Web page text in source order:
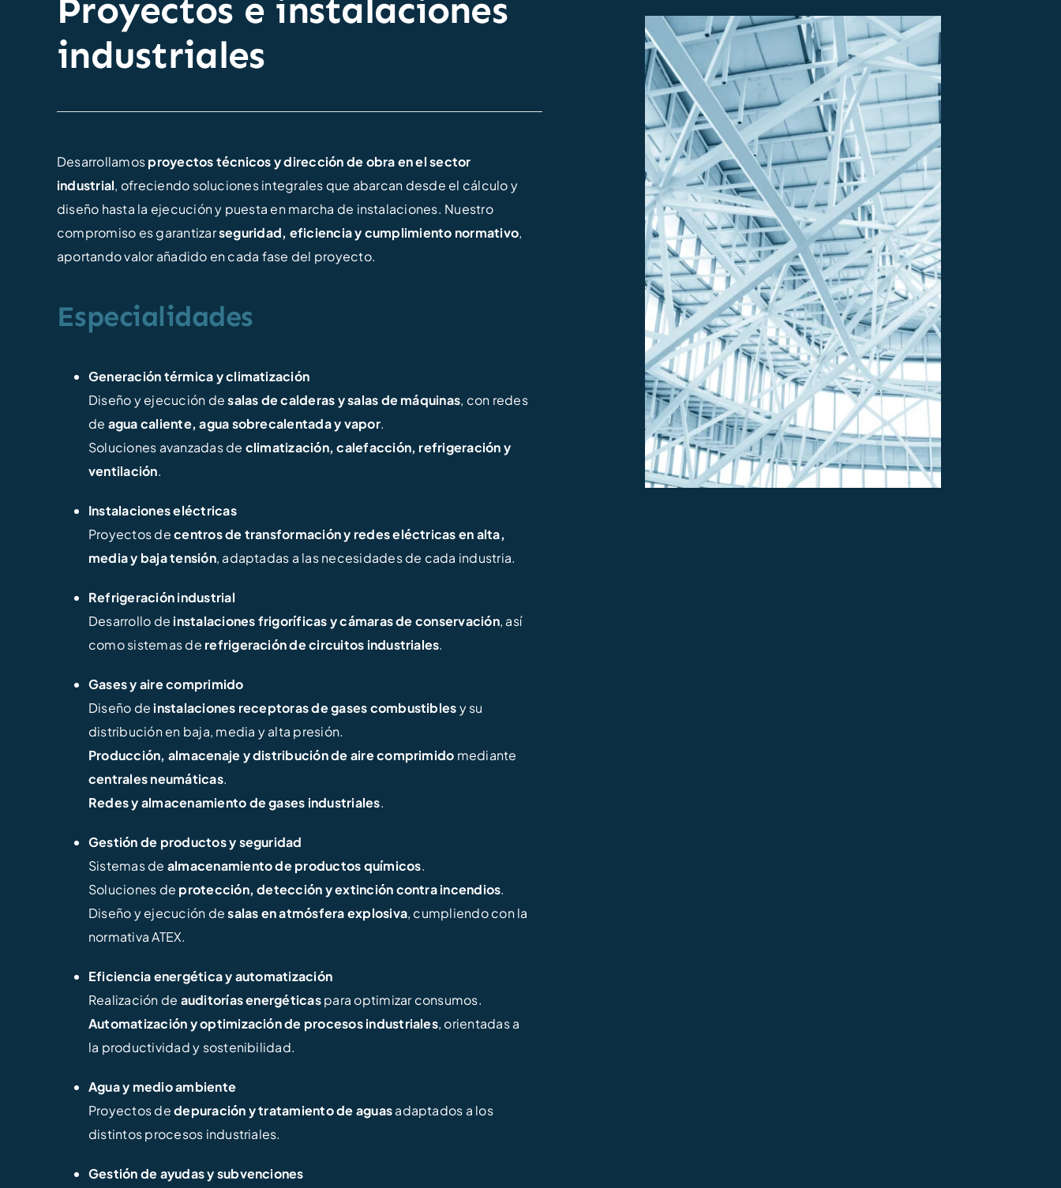
Proyectos e instalaciones
industriales
Desarrollamosproyectos técnicos y dirección de obra en el sector
industrial, ofreciendo soluciones integrales que abarcan desde el cálculo y
diseño hasta la ejecución y puesta en marcha de instalaciones. Nuestro
compromiso es garantizarseguridad, eficiencia y cumplimiento normativo,
aportando valor añadido en cada fase del proyecto.
Especialidades
Generación térmica y climatización
Diseño y ejecución desalas de calderas y salas de máquinas, con redes
de agua caliente, agua sobrecalentada y vapor.
Soluciones avanzadas de climatización, calefacción, refrigeración y
ventilación.
Instalaciones eléctricas
Proyectos decentros de transformación y redes eléctricas en alta,
media y baja tensión, adaptadas a las necesidades de cada industria.
Refrigeración industrial
Desarrollo de instalaciones frigoríficas y cámaras de conservación, así
como sistemas de refrigeración de circuitos industriales.
Gases y aire comprimido
Diseño de instalaciones receptoras de gases combustiblesy su
distribución en baja, media y alta presión.
Producción, almacenaje y distribución de aire comprimido mediante
centrales neumáticas.
Redes y almacenamiento de gases industriales.
Gestión de productos y seguridad
Sistemas de almacenamiento de productos químicos.
Soluciones de protección, detección y extinción contra incendios.
Diseño y ejecución desalas en atmósfera explosiva, cumpliendo con la
normativa ATEX.
Eficiencia energética y automatización
Realización de auditorías energéticaspara optimizar consumos.
Automatización y optimización de procesos industriales, orientadas a
la productividad y sostenibilidad.
Agua y medio ambiente
Proyectos dedepuración y tratamiento de aguasadaptados a los
distintos procesos industriales.
Gestión de ayudas y subvenciones